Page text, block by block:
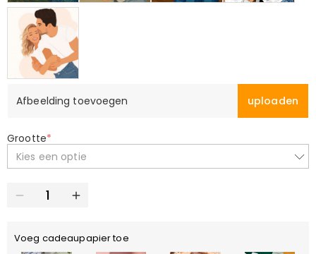
Afbeelding toevoegen uploaden
Grootte*
Kies een optie
Voeg cadeaupapier toe